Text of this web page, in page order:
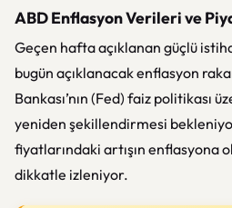
ABD Enflasyon Verileri ve
Geçen hafta açıklanan güçlü
bugün açıklanacak enflasyon
Bankası’nın (Fed) faiz politikası
yeniden şekillendirmesi
fiyatlarındaki artışın enflasyona
dikkatle izleniyor.